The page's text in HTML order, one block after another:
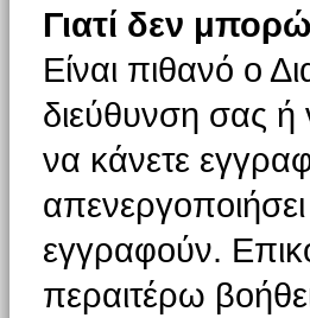
Γιατί δεν
Είναι πιθανό ο
διεύθυνση σας ή
να κάνετε
εγγραφούν.
περαιτέρω